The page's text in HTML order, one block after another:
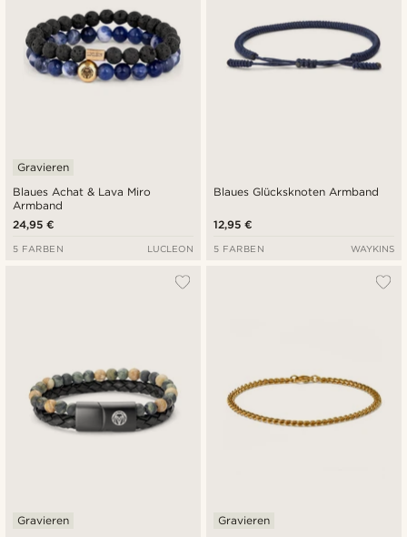
Blaues Achat & Lava Miro
Armband
Gravieren
24,95 €
5 FARBEN LUCLEON
Blaues Glücksknoten Armband
12,95 €
5 FARBEN WAYKINS
Gravieren Gravieren